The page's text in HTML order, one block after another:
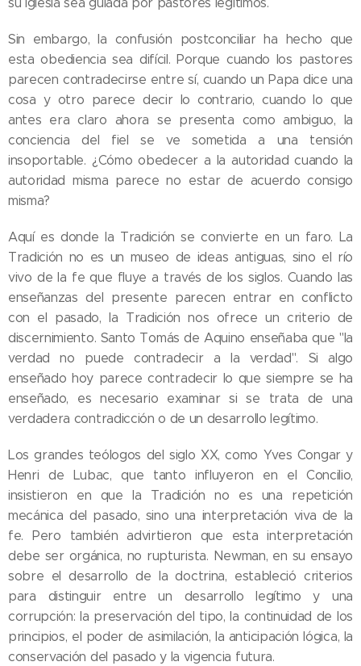
Sin embargo, la confusión postconciliar ha hecho que
esta obediencia sea difícil. Porque cuando los pastores
parecen contradecirse entre sí, cuando un Papa dice una
cosa y otro parece decir lo contrario, cuando lo que
antes era claro ahora se presenta como ambiguo, la
conciencia del fiel se ve sometida a una tensión
insoportable. ¿Cómo obedecer a la autoridad cuando la
autoridad misma parece no estar de acuerdo consigo
misma?
Aquí es donde la Tradición se convierte en un faro. La
Tradición no es un museo de ideas antiguas, sino el río
vivo de la fe que fluye a través de los siglos. Cuando las
enseñanzas del presente parecen entrar en conflicto
con el pasado, la Tradición nos ofrece un criterio de
discernimiento. Santo Tomás de Aquino enseñaba que "la
verdad no puede contradecir a la verdad". Si algo
enseñado hoy parece contradecir lo que siempre se ha
enseñado, es necesario examinar si se trata de una
verdadera contradicción o de un desarrollo legítimo.
Los grandes teólogos del siglo XX, como Yves Congar y
Henri de Lubac, que tanto influyeron en el Concilio,
insistieron en que la Tradición no es una repetición
mecánica del pasado, sino una interpretación viva de la
fe. Pero también advirtieron que esta interpretación
debe ser orgánica, no rupturista. Newman, en su ensayo
sobre el desarrollo de la doctrina, estableció criterios
para distinguir entre un desarrollo legítimo y una
corrupción: la preservación del tipo, la continuidad de los
principios, el poder de asimilación, la anticipación lógica, la
conservación del pasado y la vigencia futura.